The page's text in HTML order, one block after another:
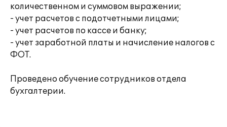
количественном и суммовом выражении;
- учет расчетов с подотчетными лицами;
- учет расчетов по кассе и банку;
- учет заработной платы и начисление налогов с
ФОТ.
Проведено обучение сотрудников отдела
бухгалтерии.